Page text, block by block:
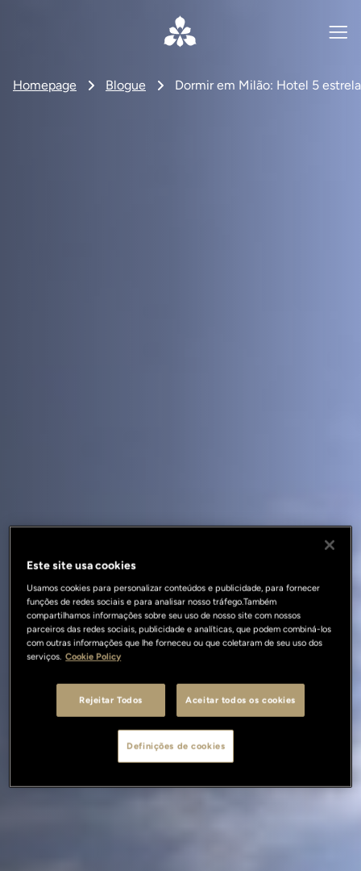
Homepage Blogue Dormir em Milão: Hotel 5
Este site usa cookies
Usamos cookies para personalizar conteúdos e publicidade, para fornecer
funções de redes sociais e para analisar nosso tráfego.Também
compartilhamos informações sobre seu uso de nosso site com nossos
parceiros das redes sociais, publicidade e analíticas, que podem combiná-los
com outras informações que lhe forneceu ou que coletaram de seu uso dos
serviços. Cookie Policy
Rejeitar Todos Aceitar todos os cookies
Definições de cookies